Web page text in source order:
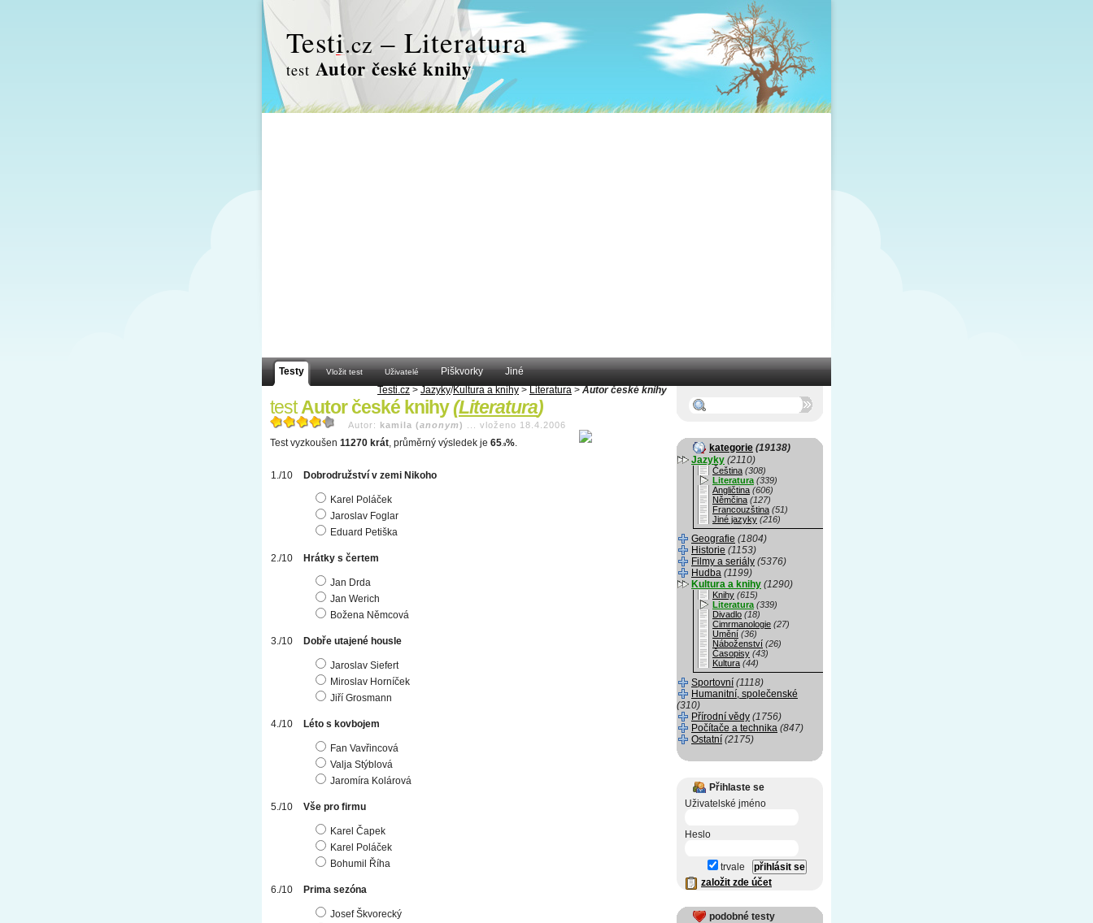
Testi.cz – Literatura
test Autor české knihy
Testy Vložit test Uživatelé Piškvorky
Jiné
Testi.cz > Jazyky/Kultura a knihy > Literatura > Autor české knihy
testAutor české knihy(Literatura)
Autor: kamila (anonym) vloženo 18.4.2006
Test vyzkoušen 11270 krát, průměrný výsledek je 65 .9%.
Dobrodružství v zemi Nikoho
Karel Poláček
Jaroslav Foglar
Eduard Petiška
Hrátky s čertem
Jan Drda
Jan Werich
Božena Němcová
Dobře utajené housle
Jaroslav Siefert
Miroslav Horníček
Jiří Grosmann
Léto s kovbojem
Fan Vavřincová
Valja Stýblová
Jaromíra Kolárová
Vše pro firmu
Karel Čapek
Karel Poláček
Bohumil Říha
Prima sezóna
Josef Škvorecký
kategorie (19138)
Jazyky (2110)
Čeština (308)
Literatura (339)
Angličtina (606)
Němčina (127)
Francouzština (51)
Jiné jazyky (216)
Geografie (1804)
Historie (1153)
Filmy a seriály (5376)
Hudba (1199)
Kultura a knihy (1290)
Knihy (615)
Literatura (339)
Divadlo (18)
Cimrmanologie (27)
Umění (36)
Náboženství (26)
Časopisy (43)
Kultura (44)
Sportovní (1118)
Humanitní, společenské
(310)
Přírodní vědy (1756)
Počítače a technika (847)
Ostatní (2175)
Přihlaste se
Uživatelské jméno
Heslo
trvale
založit zde účet
podobné testy